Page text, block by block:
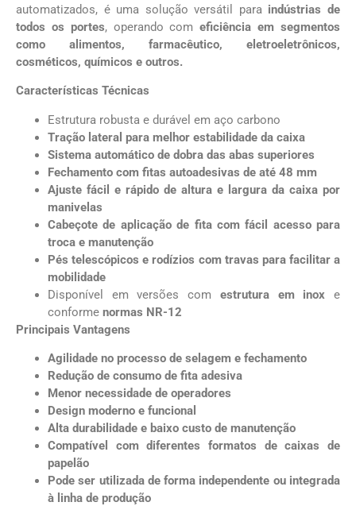
automatizados, é uma solução versátil para indústrias de
todos os portes, operando comeficiência em segmentos
como alimentos, farmacêutico, eletroeletrônicos,
cosméticos, químicos e outros.
Características Técnicas
Estrutura robusta e durável em aço carbono
Tração lateral para melhor estabilidade da caixa
Sistema automático de dobra das abas superiores
Fechamento com fitas autoadesivas de até 48 mm
Ajuste fácil e rápido de altura e largura da caixa por
manivelas
Cabeçote de aplicação de fita com fácil acesso para
troca e manutenção
Pés telescópicos e rodízios com travas para facilitar a
mobilidade
Disponível em versões com estrutura em inox e
conforme normas NR-12
Principais Vantagens
Agilidade no processo de selagem e fechamento
Redução de consumo de fita adesiva
Menor necessidade de operadores
Design moderno e funcional
Alta durabilidade e baixo custo de manutenção
Compatível com diferentes formatos de caixas de
papelão
Pode ser utilizada de forma independente ou integrada
à linha de produção